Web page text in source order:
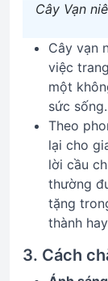
Cây Vạn
Cây vạn
việc
một
sức sống.
Theo
lại cho
lời cầu
thường
tặng
thành
3. Cách